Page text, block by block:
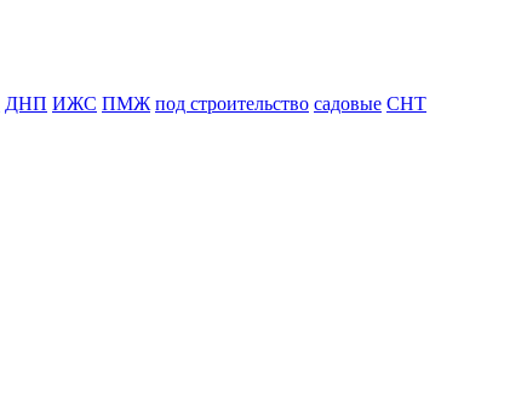
ДНП ИЖС ПМЖ под строительство садовые СНТ